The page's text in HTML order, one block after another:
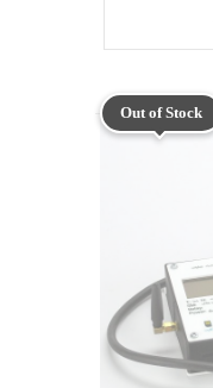
Out of Stock